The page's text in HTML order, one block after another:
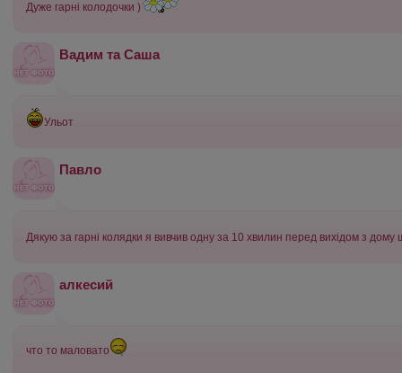
Дуже гарні колодочки )
Вадим та Саша
Ульот
Павло
Дякую за гарнi колядки я вивчив одну за 10 хвилин перед виxiдом з
алкесий
что то маловато